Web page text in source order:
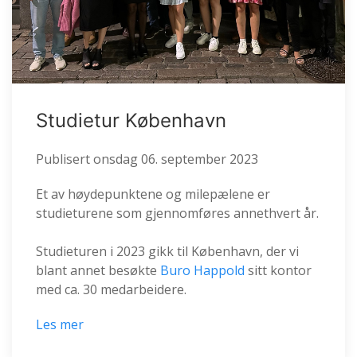
Studietur København
Publisertonsdag 06. september 2023
Et av høydepunktene og milepælene er
studieturene som gjennomføres annethvert år.
Studieturen i 2023 gikk til København, der vi
blant annet besøkte Buro Happold sitt kontor
med ca. 30 medarbeidere.
Les mer